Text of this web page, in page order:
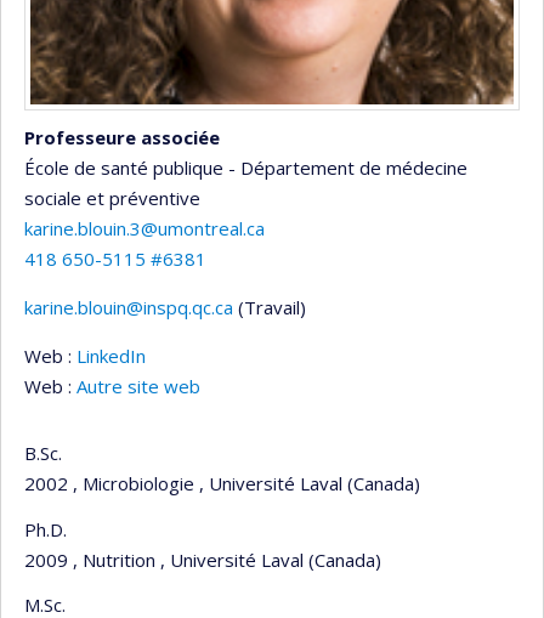
Professeure associée
École de santé publique - Département de médecine
sociale et préventive
karine.blouin.3@umontreal.ca
418 650-5115 #6381
karine.blouin@inspq.qc.ca (Travail)
Web : LinkedIn
Web : Autre site web
B.Sc.
2002 , Microbiologie , Université Laval (Canada)
Ph.D.
2009 , Nutrition , Université Laval (Canada)
M.Sc.